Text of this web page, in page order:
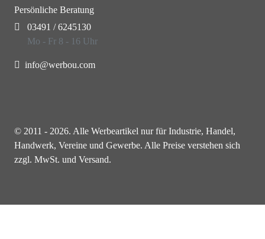
Persönliche Beratung
03491 / 6245130
Mo - Fr 8 - 16 Uhr
info@werbou.com
© 2011 - 2026. Alle Werbeartikel nur für Industrie, Handel,
Handwerk, Vereine und Gewerbe. Alle Preise verstehen sich
zzgl. MwSt. und Versand.